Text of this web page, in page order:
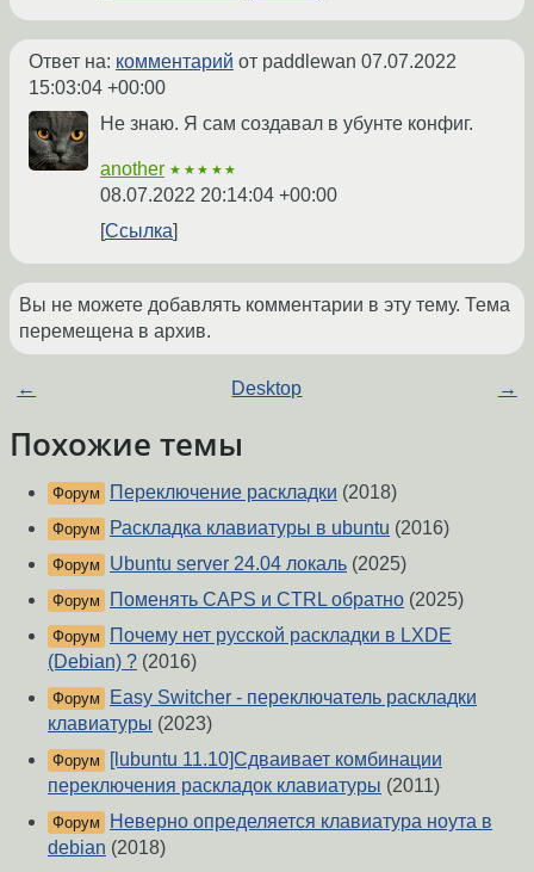
Ответ на: комментарий от paddlewan 07.07.2022
15:03:04 +00:00
Не знаю. Я сам создавал в убунте конфиг.
another ★★★★★
08.07.2022 20:14:04 +00:00
Ссылка
Вы не можете добавлять комментарии в эту тему. Тема
перемещена в архив.
← Desktop →
Похожие темы
Форум Переключение раскладки (2018)
Форум Раскладка клавиатуры в ubuntu (2016)
Форум Ubuntu server 24.04 локаль (2025)
Форум Поменять CAPS и CTRL обратно (2025)
Форум
Почему нет русской раскладки в LXDE
(Debian) ? (2016)
Форум
Easy Switcher - переключатель раскладки
клавиатуры (2023)
Форум
[lubuntu 11.10]Сдваивает комбинации
переключения раскладок клавиатуры (2011)
Форум
Неверно определяется клавиатура ноута в
debian (2018)